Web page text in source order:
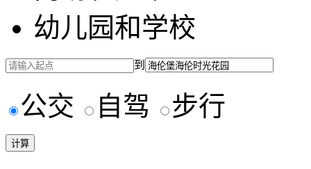
幼儿园和学校
到
公交 自驾 步行